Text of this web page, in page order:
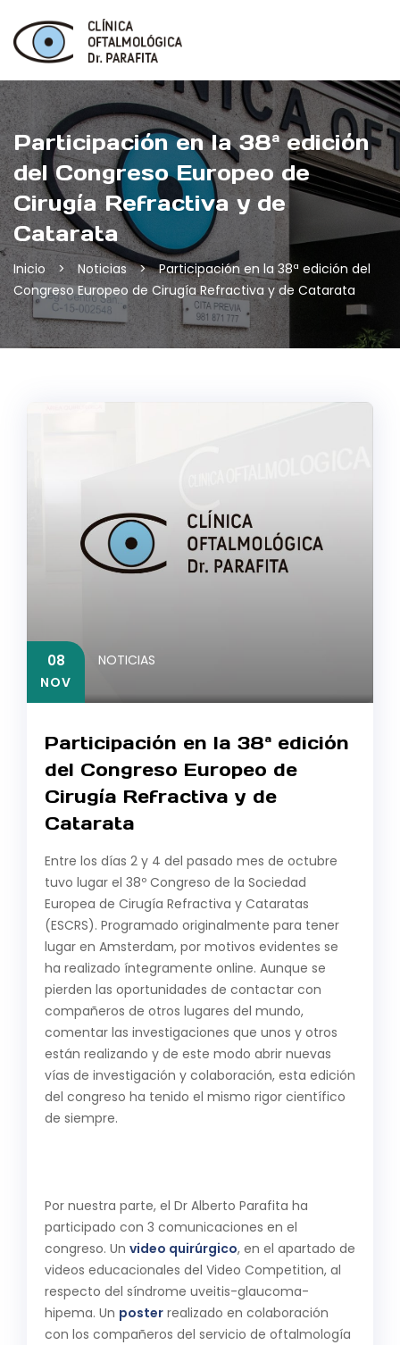
content
Participación en la 38ª edición
del Congreso Europeo de
Cirugía Refractiva y de
Catarata
Inicio > Noticias > Participación en la 38ª edición del
Congreso Europeo de Cirugía Refractiva y de Catarata
08
NOV
Participación en la 38ª edición
del Congreso Europeo de
Cirugía Refractiva y de
Catarata
Entre los días 2 y 4 del pasado mes de octubre
tuvo lugar el 38º Congreso de la Sociedad
Europea de Cirugía Refractiva y Cataratas
(ESCRS). Programado originalmente para tener
lugar en Amsterdam, por motivos evidentes se
ha realizado íntegramente online. Aunque se
pierden las oportunidades de contactar con
compañeros de otros lugares del mundo,
comentar las investigaciones que unos y otros
están realizando y de este modo abrir nuevas
vías de investigación y colaboración, esta edición
del congreso ha tenido el mismo rigor científico
de siempre.
Por nuestra parte, el Dr Alberto Parafita ha
participado con 3 comunicaciones en el
congreso. Un video quirúrgico, en el apartado de
videos educacionales del Video Competition, al
respecto del síndrome uveitis-glaucoma-
hipema. Un poster realizado en colaboración
con los compañeros del servicio de oftalmología
NOTICIAS